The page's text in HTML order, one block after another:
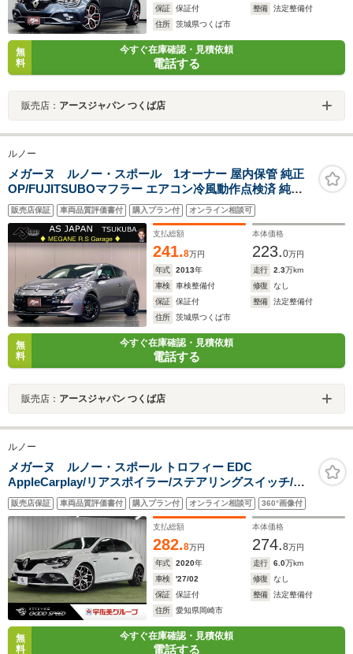
保証 保証付 整備
法定整備付
住所
茨城県つくば市
無
料
今すぐ在庫確認・見積依頼
電話する
販売店： アースジャパン つくば店
ルノー
メガーヌ ルノー・スポール 1オーナー 屋内保管 純正
OP/FUJITSUBOマフラー エアコン冷風動作点検済 純正
RECARO 純正Brembo 純正18AW HIDオートライト クル
コン ETC RSドライブモード 禁煙車 記録簿
販売店保証 車両品質評価書付 購入プラン付 オンライン相談可
支払総額
241.8万円
本体価格
223.0万円
年式
2013年 走行 2.3万km
車検
車検整備付 修復
なし
保証
保証付 整備
法定整備付
住所
茨城県つくば市
無
料
今すぐ在庫確認・見積依頼
電話する
販売店： アースジャパン つくば店
ルノー
メガーヌ ルノー・スポール トロフィー EDC
AppleCarplay/リアスポイラー/ステアリングスイッチ/バ
ックカメラ/LEDヘッドライト/レッドブレーキキャリパー/
ブラインドスポットモニター/クルーズコントロール/アイ
ドリングストップ/パドルシフト/ETC車載器
販売店保証 車両品質評価書付 購入プラン付 オンライン相談可 360°画像付
支払総額
282.8万円
本体価格
274.8万円
年式
2020年 走行 6.0万km
車検
'27/02 修復
なし
保証
保証付 整備
法定整備付
住所
愛知県岡崎市
無
料
今すぐ在庫確認・見積依頼
電話する